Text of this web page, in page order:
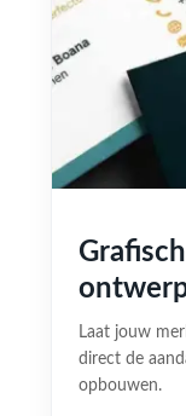
Grafisch
Laat jouw
direct de
opbouwen.